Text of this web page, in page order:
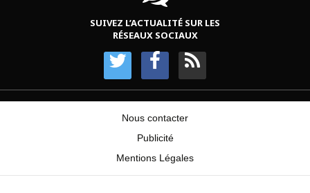
SUIVEZ L’ACTUALITÉ SUR LES
RÉSEAUX SOCIAUX
Nous contacter
Publicité
Mentions Légales